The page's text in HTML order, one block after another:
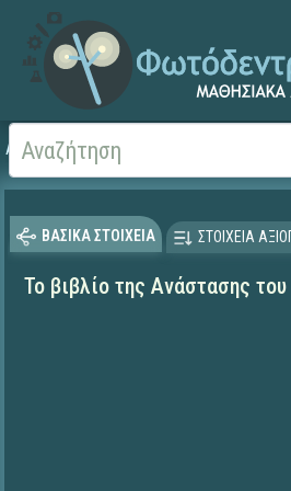
Αρχική
ΒΑΣΙΚΑ ΣΤΟΙΧΕΙΑ ΣΤΟΙΧΕΙΑ
Το βιβλίο της Ανάστασης